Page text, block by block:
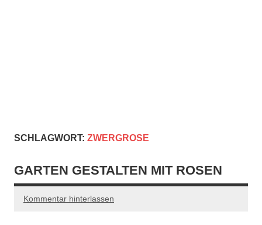
SCHLAGWORT: ZWERGROSE
GARTEN GESTALTEN MIT ROSEN
Kommentar hinterlassen